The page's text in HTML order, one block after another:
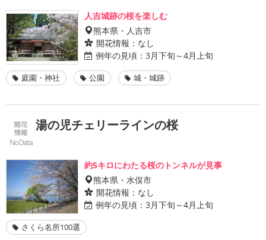
人吉城跡の桜を楽しむ
熊本県・人吉市
開花情報： なし
例年の見頃： 3月下旬～4月上旬
庭園・神社 公園 城・城跡
湯の児チェリーラインの桜
約5キロにわたる桜のトンネルが見事
熊本県・水俣市
開花情報： なし
例年の見頃： 3月下旬～4月上旬
さくら名所100選